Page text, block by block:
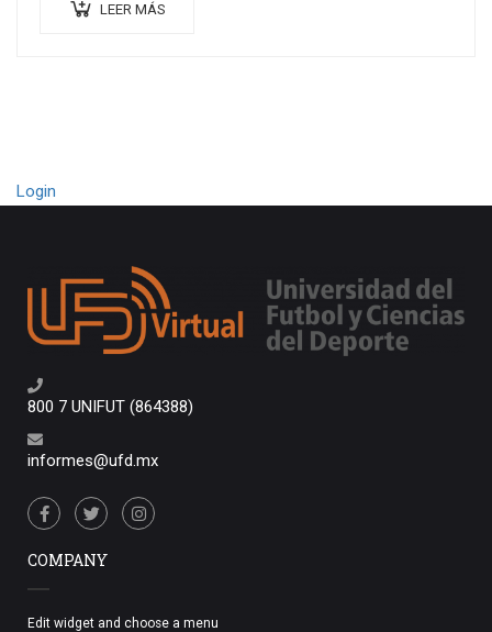
LEER MÁS
Login
800 7 UNIFUT (864388)
informes@ufd.mx
COMPANY
Edit widget and choose a menu